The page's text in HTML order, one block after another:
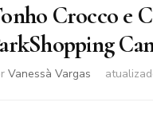
Crocco e
Vanessà Vargas